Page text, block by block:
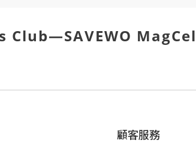
Club—SAVEWO
顧客服務